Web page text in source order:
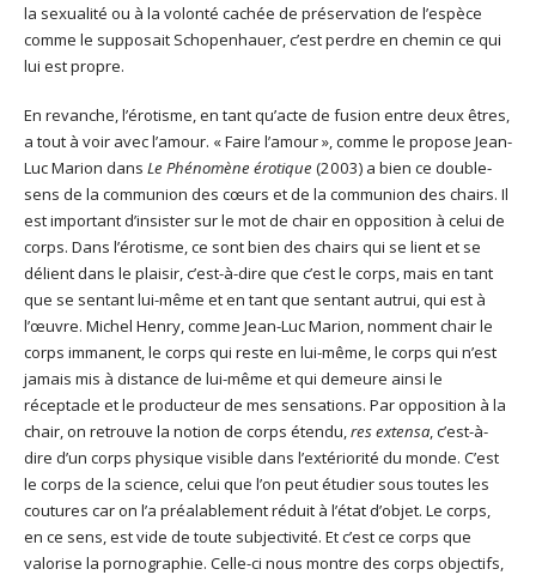
la sexualité ou à la volonté cachée de préservation de l’espèce
comme le supposait Schopenhauer, c’est perdre en chemin ce qui
lui est propre.
En revanche, l’érotisme, en tant qu’acte de fusion entre deux êtres,
a tout à voir avec l’amour. « Faire l’amour », comme le propose Jean-
Luc Marion dans Le Phénomène érotique (2003) a bien ce double-
sens de la communion des cœurs et de la communion des chairs. Il
est important d’insister sur le mot de chair en opposition à celui de
corps. Dans l’érotisme, ce sont bien des chairs qui se lient et se
délient dans le plaisir, c’est-à-dire que c’est le corps, mais en tant
que se sentant lui-même et en tant que sentant autrui, qui est à
l’œuvre. Michel Henry, comme Jean-Luc Marion, nomment chair le
corps immanent, le corps qui reste en lui-même, le corps qui n’est
jamais mis à distance de lui-même et qui demeure ainsi le
réceptacle et le producteur de mes sensations. Par opposition à la
chair, on retrouve la notion de corps étendu, res extensa , c’est-à-
dire d’un corps physique visible dans l’extériorité du monde. C’est
le corps de la science, celui que l’on peut étudier sous toutes les
coutures car on l’a préalablement réduit à l’état d’objet. Le corps,
en ce sens, est vide de toute subjectivité. Et c’est ce corps que
valorise la pornographie. Celle-ci nous montre des corps objectifs,